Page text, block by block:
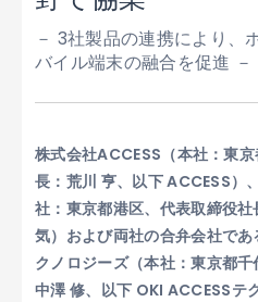
－ 3社製品の連携により、
バイル端末の融合を促進 －
株式会社ACCESS（本社：東
長：荒川 亨、以下 ACCESS）
社：東京都港区、代表取締役
気）および両社の合弁会社で
クノロジーズ（本社：東京都
中澤 修、以下 OKI ACCESSテ